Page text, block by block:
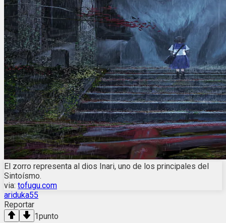
El zorro representa al dios Inari, uno de los principales del
Sintoísmo.
via: tofugu.com
ariduka55
Reportar
1punto